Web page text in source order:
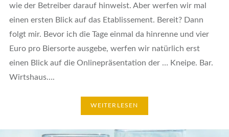
wie der Betreiber darauf hinweist. Aber werfen wir mal
einen ersten Blick auf das Etablissement. Bereit? Dann
folgt mir. Bevor ich die Tage einmal da hinrenne und vier
Euro pro Biersorte ausgebe, werfen wir natürlich erst
einen Blick auf die Onlinepräsentation der … Kneipe. Bar.
Wirtshaus….
WEITERLESEN